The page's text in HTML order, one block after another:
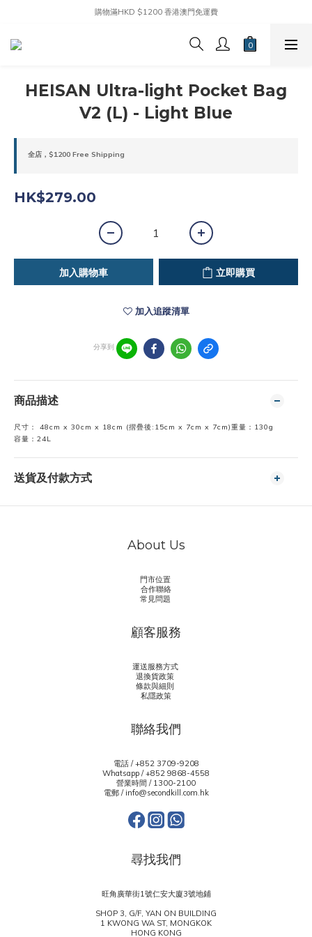
購物滿HKD $1200 香港澳門免運費
HEISAN Ultra-light Pocket Bag
V2 (L) - Light Blue
全店，$1200 Free Shipping
HK$279.00
加入購物車 立即購買
加入追蹤清單
分享到
商品描述
尺寸： 48cm x 30cm x 18cm (摺疊後:15cm x 7cm x 7cm)重量：130g
容量：24L
送貨及付款方式
About Us
門市位置
合作聯絡
常見問題
顧客服務
運送服務方式
退換貨政策
條款與細則
私隱政策
聯絡我們
電話 / +852 3709-9208
Whatsapp /+852 9868-4558
營業時間 / 1300-2100
電郵 / info@secondkill.com.hk
尋找我們
旺角廣華街1號仁安大廈3號地鋪
SHOP 3, G/F, YAN ON BUILDING
1 KWONG WA ST, MONGKOK
HONG KONG